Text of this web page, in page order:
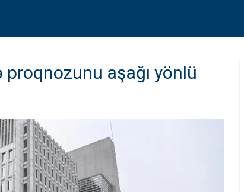
proqnozunu aşağı yönlü